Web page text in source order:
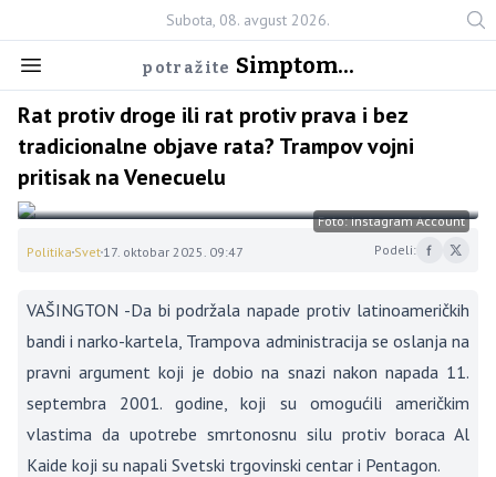
Subota, 08. avgust 2026.
potražite Simptom...
Rat protiv droge ili rat protiv prava i bez
tradicionalne objave rata? Trampov vojni
pritisak na Venecuelu
Foto: Instagram Account
Politika Svet 17. oktobar 2025. 09:47 Podeli:
VAŠINGTON -Da bi podržala napade protiv latinoameričkih
bandi i narko-kartela, Trampova administracija se oslanja na
pravni argument koji je dobio na snazi nakon napada 11.
septembra 2001. godine, koji su omogućili američkim
vlastima da upotrebe smrtonosnu silu protiv boraca Al
Kaide koji su napali Svetski trgovinski centar i Pentagon.